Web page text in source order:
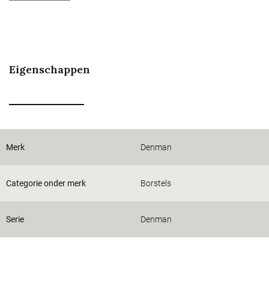
Eigenschappen
Merk Denman
Categorie onder merk Borstels
Serie Denman